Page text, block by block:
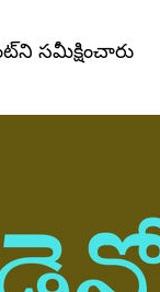
సమీక్షించారు